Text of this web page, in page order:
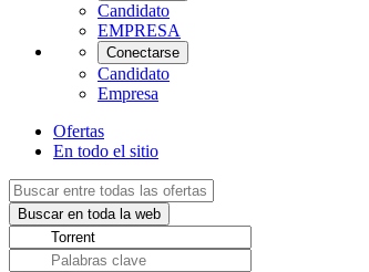
Candidato
EMPRESA
Conectarse
Candidato
Empresa
Ofertas
En todo el sitio